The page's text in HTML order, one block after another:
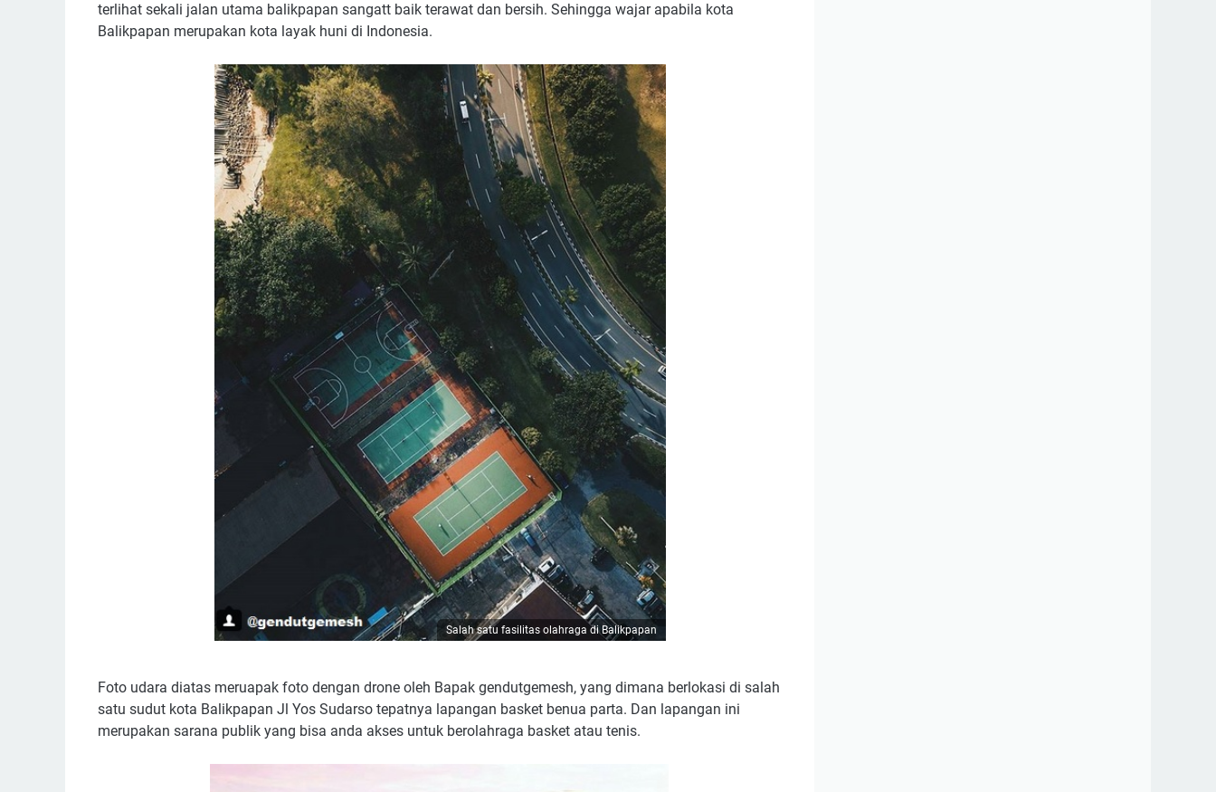
terlihat sekali jalan utama balikpapan sangatt baik terawat dan bersih. Sehingga wajar apabila kota
Balikpapan merupakan kota layak huni di Indonesia.
Salah satu fasilitas olahraga di Balikpapan
Foto udara diatas meruapak foto dengan drone oleh Bapak gendutgemesh, yang dimana berlokasi di salah
satu sudut kota Balikpapan Jl Yos Sudarso tepatnya lapangan basket benua parta. Dan lapangan ini
merupakan sarana publik yang bisa anda akses untuk berolahraga basket atau tenis.